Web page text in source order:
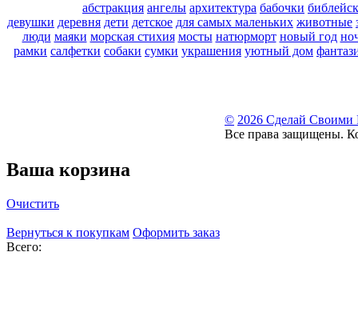
абстракция ангелы архитектура бабочки
девушки деревня дети детское для самых маленьких животные
люди маяки морская стихия мосты натюрморт новый год
рамки салфетки собаки сумки украшения уютный дом
© 2026 Сделай Своими
Все права защищены.
Ваша корзина
Очистить
Вернуться к покупкам Оформить заказ
Всего: